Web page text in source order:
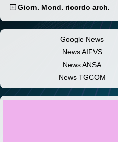
Giorn. Mond. ricordo arch.
Google News
News AIFVS
News ANSA
News TGCOM